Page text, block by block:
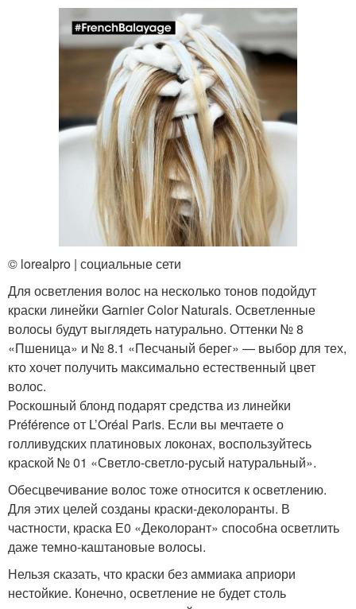
© lorealpro | социальные сети
Для осветления волос на несколько тонов подойдут
краски линейки Garnier Color Naturals. Осветленные
волосы будут выглядеть натурально. Оттенки № 8
«Пшеница» и № 8.1 «Песчаный берег» — выбор для тех,
кто хочет получить максимально естественный цвет
волос.
Роскошный блонд подарят средства из линейки
Préférence от L’Oréal Paris. Если вы мечтаете о
голливудских платиновых локонах, воспользуйтесь
краской № 01 «Светло-светло-русый натуральный».
Обесцвечивание волос тоже относится к осветлению.
Для этих целей созданы краски-деколоранты. В
частности, краска Е0 «Деколорант» способна осветлить
даже темно-каштановые волосы.
Нельзя сказать, что краски без аммиака априори
нестойкие. Конечно, осветление не будет столь